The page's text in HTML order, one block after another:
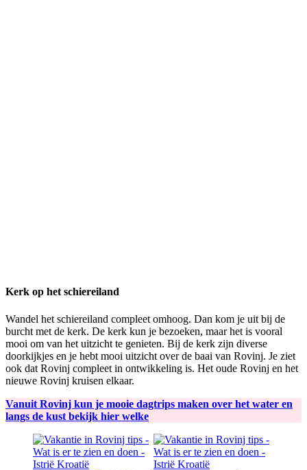
Kerk op het schiereiland
Wandel het schiereiland compleet omhoog. Dan kom je uit bij de
burcht met de kerk. De kerk kun je bezoeken, maar het is vooral
mooi om van het uitzicht te genieten. Bij de kerk zijn diverse
doorkijkjes en je hebt mooi uitzicht over de baai van Rovinj. Je ziet
ook dat Rovinj compleet in ontwikkeling is. Het oude Rovinj en het
nieuwe Rovinj kruisen elkaar.
Vanuit Rovinj kun je mooie dagtrips maken over het water en
langs de kust bekijk hier welke